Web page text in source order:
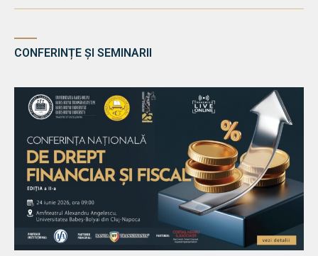
CONFERINȚE ȘI SEMINARII